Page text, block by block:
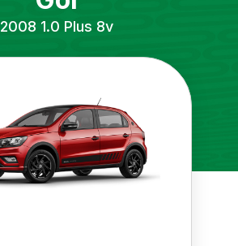
2008 1.0 Plus 8v